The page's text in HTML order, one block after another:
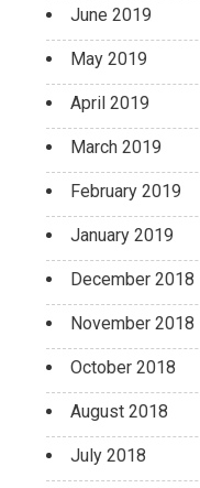
June 2019
May 2019
April 2019
March 2019
February 2019
January 2019
December 2018
November 2018
October 2018
August 2018
July 2018